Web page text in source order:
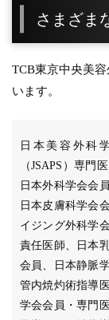
さまざま
TCB東京中央美
います。
日本美容外科
（JSAPS）専門
日本外科学会会
日本皮膚科学会
イジング外科学
責任医師、日本
会員、日本静脈
管内焼灼術指導
学会会員・専門